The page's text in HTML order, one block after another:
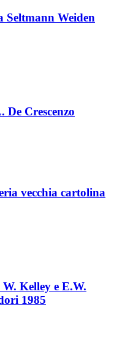
Seltmann Weiden
Crescenzo
vecchia cartolina
Kelley e E.W.
1985